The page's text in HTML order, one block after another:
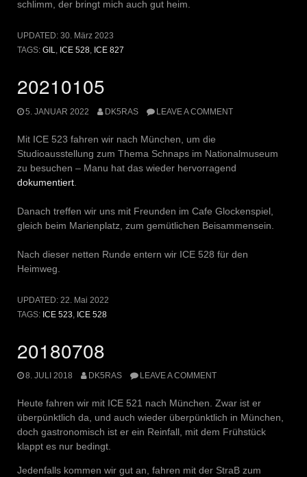
schlimm, der bringt mich auch gut heim.
UPDATED: 30. März 2023
TAGS: GIL, ICE 528, ICE 827
20210105
5. JANUAR 2022 DK5RAS LEAVE A COMMENT
Mit ICE 523 fahren wir nach München, um die
Studioausstellung zum Thema Schnaps im Nationalmuseum
zu besuchen – Manu hat das wieder hervorragend
dokumentiert
Danach treffen wir uns mit Freunden im Cafe Glockenspiel,
gleich beim Marienplatz, zum gemütlichen Beisammensein.
Nach dieser netten Runde entern wir ICE 528 für den
Heimweg.
UPDATED: 22. Mai 2022
TAGS: ICE 523 ICE 528
20180708
8. JULI 2018 DK5RAS LEAVE A COMMENT
Heute fahren wir mit ICE 521 nach München. Zwar ist er
überpünktlich da, und auch wieder überpünktlich in München,
doch gastronomisch ist er ein Reinfall, mit dem Frühstück
klappt es nur bedingt.
Jedenfalls kommen wir gut an, fahren mit der StraB zum